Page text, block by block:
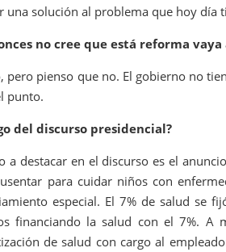
una solución al problema que hoy día
no cree que está reforma
pero pienso que no. El gobierno no
punto.
del discurso presidencial?
a destacar en el discurso es el
para cuidar niños con
especial. El 7% de salud se
financiando la salud con el 7%. A
de salud con cargo al